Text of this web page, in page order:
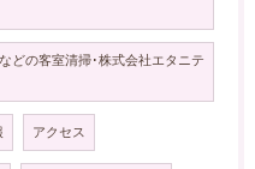
どの客室清掃･株式会社エタニテ
アクセス